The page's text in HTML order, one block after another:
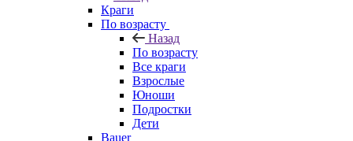
Краги
По возрасту
Назад
По возрасту
Все краги
Взрослые
Юноши
Подростки
Дети
Bauer